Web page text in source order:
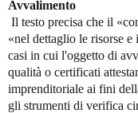
Avvalimento
Il testo precisa che il
«nel dettaglio le risorse
casi in cui l'oggetto di
qualità o certificati
imprenditoriale ai fini
gli strumenti di verifica